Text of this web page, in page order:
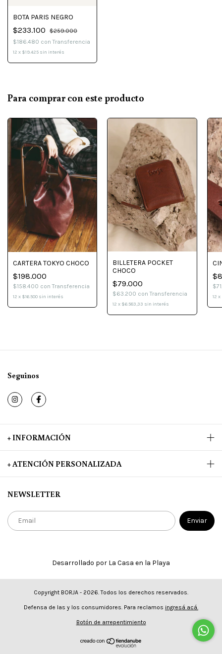
BOTA PARIS NEGRO
$233.100
$259.000
$186.480 con Transferencia
12 x $19.425 sin interés
Para comprar con este producto
CARTERA TOKYO CHOCO
$198.000
$158.400 con Transferencia
12 x $16.500 sin interés
BILLETERA POCKET
CHOCO
$79.000
$63.200 con Transferencia
12 x $6.583,33 sin interés
12 x
Seguinos
+ INFORMACIÓN
+ ATENCIÓN PERSONALIZADA
NEWSLETTER
Desarrollado por La Casa en la Playa
Copyright BORJA - 2026. Todos los derechos reservados.
Defensa de las y los consumidores. Para reclamos ingresá acá.
Botón de arrepentimiento